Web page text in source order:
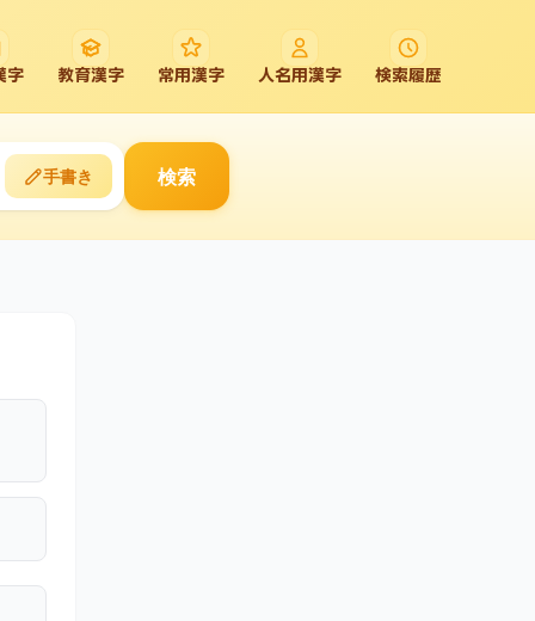
字 教育漢字 常用漢字 人名用漢字 検索履歴
手書き 検索